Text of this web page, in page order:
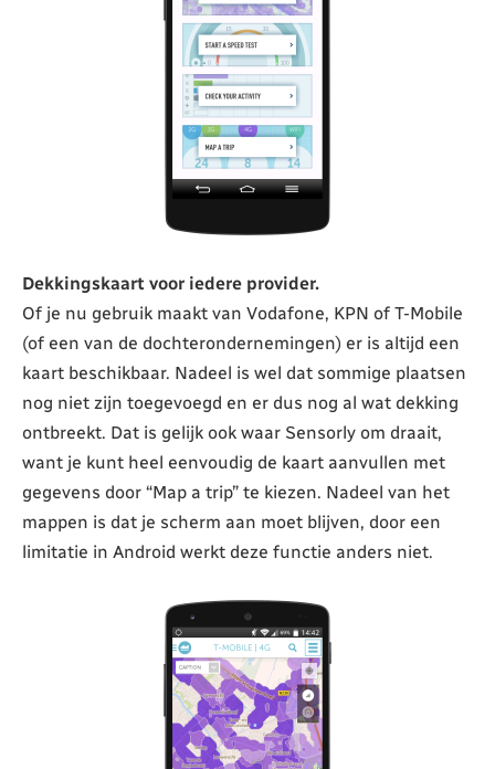
Dekkingskaart voor iedere provider.
Of je nu gebruik maakt van Vodafone, KPN of T-Mobile
(of een van de dochterondernemingen) er is altijd een
kaart beschikbaar. Nadeel is wel dat sommige plaatsen
nog niet zijn toegevoegd en er dus nog al wat dekking
ontbreekt. Dat is gelijk ook waar Sensorly om draait,
want je kunt heel eenvoudig de kaart aanvullen met
gegevens door “Map a trip” te kiezen. Nadeel van het
mappen is dat je scherm aan moet blijven, door een
limitatie in Android werkt deze functie anders niet.